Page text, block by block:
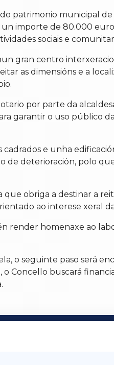
patrimonio municipal
importe de 80.000
sociais e
gran centro
as dimensións e a
por parte da
garantir o uso público
e unha
deterioración, polo
obriga a destinar a
ao interese xeral
render homenaxe ao
o seguinte paso será
Concello buscará